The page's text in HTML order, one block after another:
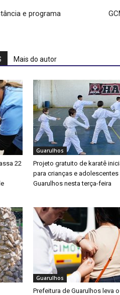
e programa
Mais do autor
22
Guarulhos
Projeto gratuito de karatê
para crianças e adolescentes
Guarulhos nesta terça-feira
Guarulhos
Prefeitura de Guarulhos leva o